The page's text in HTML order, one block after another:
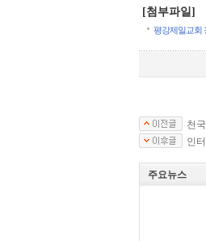
[첨부파일]
평강제일교회
천
인
주요뉴스